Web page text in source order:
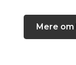
Mere